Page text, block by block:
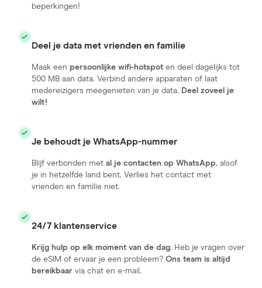
beperkingen!
Deel je data met vrienden en familie
Maak een persoonlijke wifi-hotspoten deel dagelijks tot
500 MB aan data. Verbind andere apparaten of laat
medereizigers meegenieten van je data. Deel zoveel je
wilt!
Je behoudt je WhatsApp-nummer
Blijf verbonden met al je contacten op WhatsApp, alsof
je in hetzelfde land bent. Verlies het contact met
vrienden en familie niet.
24/7 klantenservice
Krijg hulp op elk moment van de dag.Heb je vragen over
de eSIM of ervaar je een probleem? Ons team is altijd
bereikbaarvia chat en e-mail.